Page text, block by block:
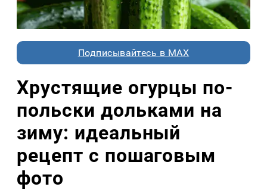
Подписывайтесь в MAX
Хрустящие огурцы по-
польски дольками на
зиму: идеальный
рецепт с пошаговым
фото